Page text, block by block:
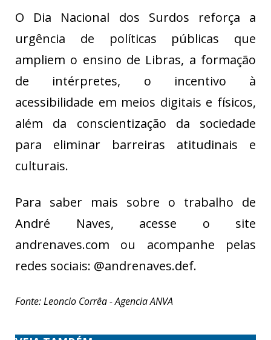
O Dia Nacional dos Surdos reforça a
urgência de políticas públicas que
ampliem o ensino de Libras, a formação
de intérpretes, o incentivo à
acessibilidade em meios digitais e físicos,
além da conscientização da sociedade
para eliminar barreiras atitudinais e
culturais.
Para saber mais sobre o trabalho de
André Naves, acesse o site
andrenaves.com ou acompanhe pelas
redes sociais: @andrenaves.def.
Fonte: Leoncio Corrêa - Agencia ANVA